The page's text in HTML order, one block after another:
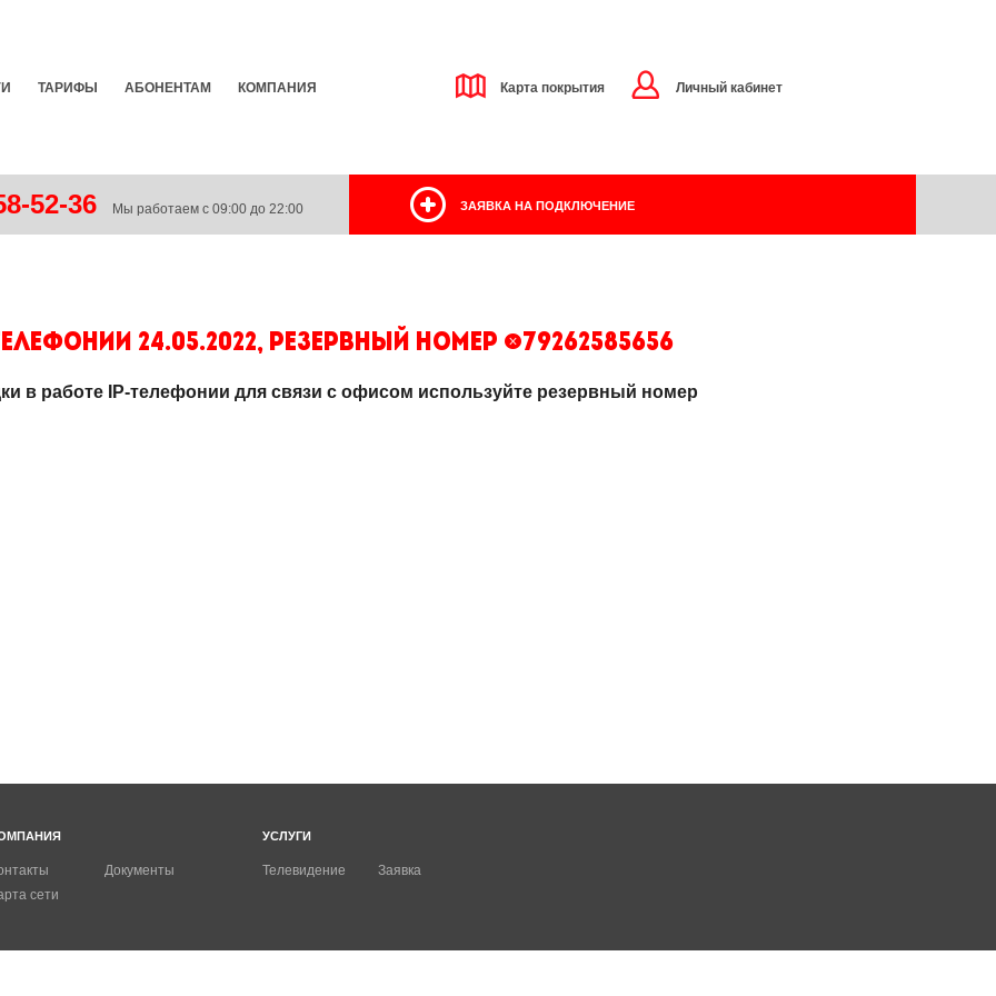
ТАРИФЫ АБОНЕНТАМ КОМПАНИЯ Карта покрытия Личный кабинет
52-36 Мы работаем с 09:00 до 22:00 ЗАЯВКА НА ПОДКЛЮЧЕНИЕ
24.05.2022, резервный номер +79262585656
в работе IP-телефонии для связи с офисом используйте резервный номер
Документы
сети
УСЛУГИ
Телевидение Заявка